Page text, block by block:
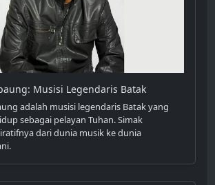
Musisi Legendaris Batak
adalah musisi legendaris Batak yang
sebagai pelayan Tuhan. Simak
dari dunia musik ke dunia